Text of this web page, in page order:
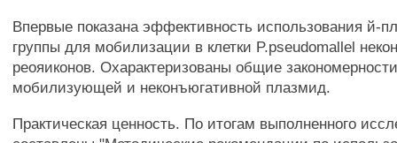
Впервые показана эффективность использования й-
группы для мобилизации в клетки P.pseudomallel
реояиконов. Охарактеризованы общие
мобилизующей и неконъюгативной плазмид.
Практическая ценность. По итогам выполненного